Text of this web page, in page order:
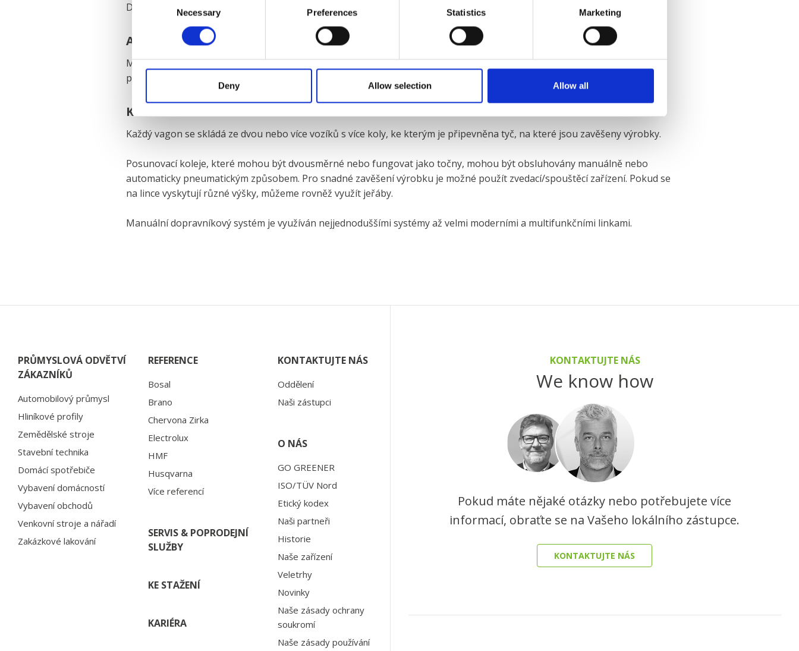
Selection
Necessary Preferences Statistics Marketing
Deny Allow selection Allow all
Díky tomu je možné zvolit různé operace v závislosti na typu výrobků a nezávisle na čase.
Aplikace a použití
Manuální dopravníkové systémy jsou používány pro manuální dopravu výrobků lakovací linkou. Pokud je využíván
poloautomatický přesun, může být v části linky použit řetěz. AABO-IDEAL Vám vždy doporučí tu nejlepší variantu.
Konstrukce
Každý vagon se skládá ze dvou nebo více vozíků s více koly, ke kterým je připevněna tyč, na které jsou zavěšeny výrobky.
Posunovací koleje, které mohou být dvousměrné nebo fungovat jako točny, mohou být obsluhovány manuálně nebo
automaticky pneumatickým způsobem. Pro snadné zavěšení výrobku je možné použít zvedací/spouštěcí zařízení. Pokud se
na lince vyskytují různé výšky, můžeme rovněž využít jeřáby.
Manuální dopravníkový systém je využíván nejjednoduššími systémy až velmi moderními a multifunkčními linkami.
PRŮMYSLOVÁ ODVĚTVÍ
ZÁKAZNÍKŮ
Automobilový průmysl
Hliníkové profily
Zemědělské stroje
Stavební technika
Domácí spotřebiče
Vybavení domácností
Vybavení obchodů
Venkovní stroje a nářadí
Zakázkové lakování
REFERENCE
Bosal
Brano
Chervona Zirka
Electrolux
HMF
Husqvarna
Více referencí
SERVIS & POPRODEJNÍ
SLUŽBY
KE STAŽENÍ
KARIÉRA
KONTAKTUJTE NÁS
Oddělení
Naši zástupci
O NÁS
GO GREENER
ISO/TÜV Nord
Etický kodex
Naši partneři
Historie
Naše zařízení
Veletrhy
Novinky
Naše zásady ochrany
soukromí
Naše zásady používání
KONTAKTUJTE NÁS
We know how
Pokud máte nějaké otázky nebo potřebujete více
informací, obraťte se na Vašeho lokálního zástupce.
KONTAKTUJTE NÁS